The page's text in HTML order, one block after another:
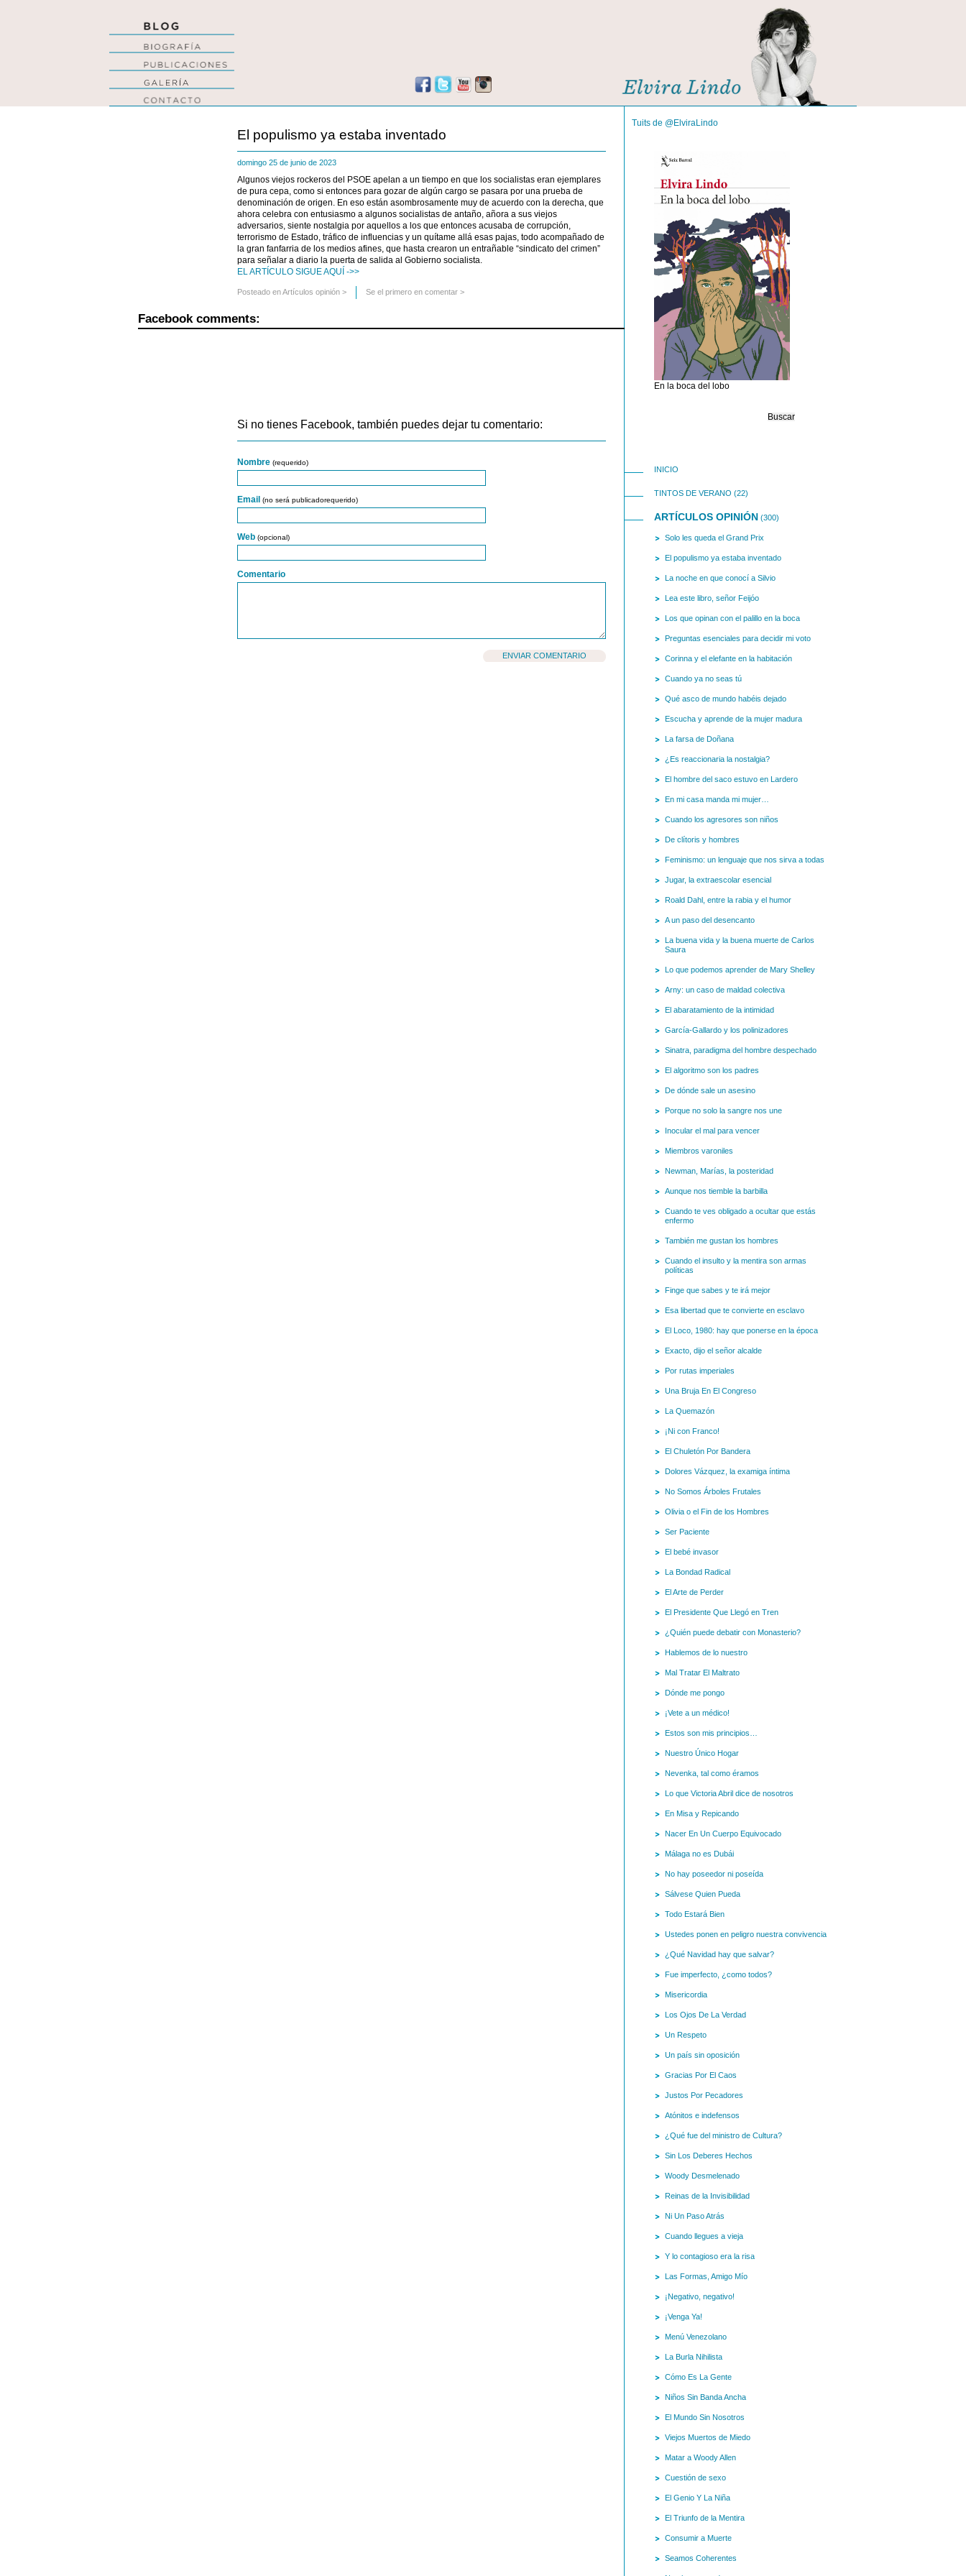
El populismo ya estaba inventado
domingo 25 de junio de 2023
Algunos viejos rockeros del PSOE apelan a un tiempo en que los socialistas eran ejemplares
de pura cepa, como si entonces para gozar de algún cargo se pasara por una prueba de
denominación de origen. En eso están asombrosamente muy de acuerdo con la derecha, que
ahora celebra con entusiasmo a algunos socialistas de antaño, añora a sus viejos
adversarios, siente nostalgia por aquellos a los que entonces acusaba de corrupción,
terrorismo de Estado, tráfico de influencias y un quítame allá esas pajas, todo acompañado de
la gran fanfarria de los medios afines, que hasta crearon un entrañable “sindicato del crimen”
para señalar a diario la puerta de salida al Gobierno socialista.
EL ARTÍCULO SIGUE AQUÍ ->>
Posteado enArtículos opinión > Se el primero en comentar >
Facebook comments:
Si no tienes Facebook, también puedes dejar tu comentario:
Nombre (requerido)
Email (no será publicadorequerido)
Web (opcional)
Comentario
Tuits de @ElviraLindo
En la boca del lobo
INICIO
TINTOS DE VERANO (22)
ARTÍCULOS OPINIÓN (300)
Solo les queda el Grand Prix
El populismo ya estaba inventado
La noche en que conocí a Silvio
Lea este libro, señor Feijóo
Los que opinan con el palillo en la boca
Preguntas esenciales para decidir mi voto
Corinna y el elefante en la habitación
Cuando ya no seas tú
Qué asco de mundo habéis dejado
Escucha y aprende de la mujer madura
La farsa de Doñana
¿Es reaccionaria la nostalgia?
El hombre del saco estuvo en Lardero
En mi casa manda mi mujer…
Cuando los agresores son niños
De clítoris y hombres
Feminismo: un lenguaje que nos sirva a todas
Jugar, la extraescolar esencial
Roald Dahl, entre la rabia y el humor
A un paso del desencanto
La buena vida y la buena muerte de Carlos
Saura
Lo que podemos aprender de Mary Shelley
Arny: un caso de maldad colectiva
El abaratamiento de la intimidad
García-Gallardo y los polinizadores
Sinatra, paradigma del hombre despechado
El algoritmo son los padres
De dónde sale un asesino
Porque no solo la sangre nos une
Inocular el mal para vencer
Miembros varoniles
Newman, Marías, la posteridad
Aunque nos tiemble la barbilla
Cuando te ves obligado a ocultar que estás
enfermo
También me gustan los hombres
Cuando el insulto y la mentira son armas
políticas
Finge que sabes y te irá mejor
Esa libertad que te convierte en esclavo
El Loco, 1980: hay que ponerse en la época
Exacto, dijo el señor alcalde
Por rutas imperiales
Una Bruja En El Congreso
La Quemazón
¡Ni con Franco!
El Chuletón Por Bandera
Dolores Vázquez, la examiga íntima
No Somos Árboles Frutales
Olivia o el Fin de los Hombres
Ser Paciente
El bebé invasor
La Bondad Radical
El Arte de Perder
El Presidente Que Llegó en Tren
¿Quién puede debatir con Monasterio?
Hablemos de lo nuestro
Mal Tratar El Maltrato
Dónde me pongo
¡Vete a un médico!
Estos son mis principios…
Nuestro Único Hogar
Nevenka, tal como éramos
Lo que Victoria Abril dice de nosotros
En Misa y Repicando
Nacer En Un Cuerpo Equivocado
Málaga no es Dubái
No hay poseedor ni poseída
Sálvese Quien Pueda
Todo Estará Bien
Ustedes ponen en peligro nuestra convivencia
¿Qué Navidad hay que salvar?
Fue imperfecto, ¿como todos?
Misericordia
Los Ojos De La Verdad
Un Respeto
Un país sin oposición
Gracias Por El Caos
Justos Por Pecadores
Atónitos e indefensos
¿Qué fue del ministro de Cultura?
Sin Los Deberes Hechos
Woody Desmelenado
Reinas de la Invisibilidad
Ni Un Paso Atrás
Cuando llegues a vieja
Y lo contagioso era la risa
Las Formas, Amigo Mío
¡Negativo, negativo!
¡Venga Ya!
Menú Venezolano
La Burla Nihilista
Cómo Es La Gente
Niños Sin Banda Ancha
El Mundo Sin Nosotros
Viejos Muertos de Miedo
Matar a Woody Allen
Cuestión de sexo
El Genio Y La Niña
El Triunfo de la Mentira
Consumir a Muerte
Seamos Coherentes